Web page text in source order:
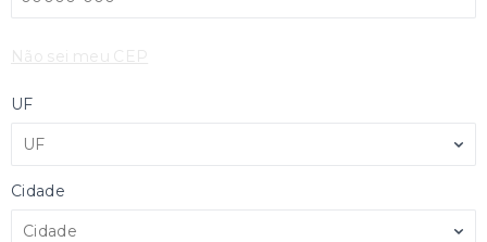
Não sei meu CEP
UF
UF
Cidade
Cidade